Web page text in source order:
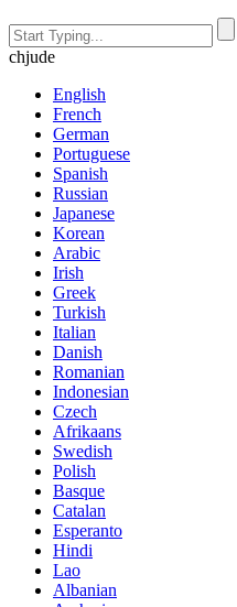
chjude
English
French
German
Portuguese
Spanish
Russian
Japanese
Korean
Arabic
Irish
Greek
Turkish
Italian
Danish
Romanian
Indonesian
Czech
Afrikaans
Swedish
Polish
Basque
Catalan
Esperanto
Hindi
Lao
Albanian